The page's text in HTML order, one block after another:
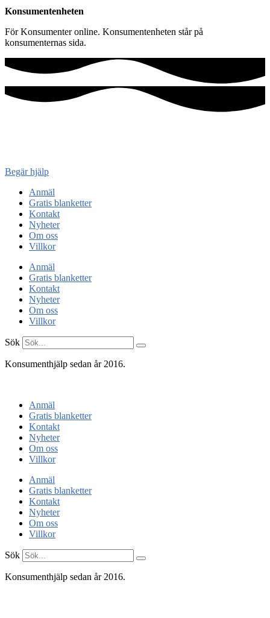
Konsumentenheten
För Konsumenter online. Konsumentenheten står på
konsumenternas sida.
Begär hjälp
Anmäl
Gratis blanketter
Kontakt
Nyheter
Om oss
Villkor
Anmäl
Gratis blanketter
Kontakt
Nyheter
Om oss
Villkor
Sök
Konsumenthjälp sedan år 2016.
Anmäl
Gratis blanketter
Kontakt
Nyheter
Om oss
Villkor
Anmäl
Gratis blanketter
Kontakt
Nyheter
Om oss
Villkor
Sök
Konsumenthjälp sedan år 2016.